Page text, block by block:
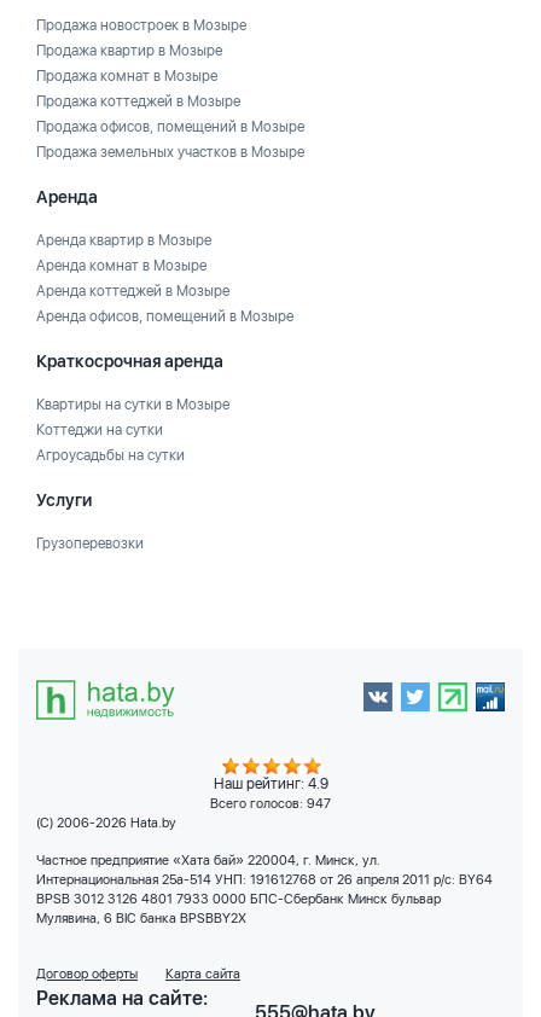
Продажа новостроек в Мозыре
Продажа квартир в Мозыре
Продажа комнат в Мозыре
Продажа коттеджей в Мозыре
Продажа офисов, помещений в Мозыре
Продажа земельных участков в Мозыре
Аренда
Аренда квартир в Мозыре
Аренда комнат в Мозыре
Аренда коттеджей в Мозыре
Аренда офисов, помещений в Мозыре
Краткосрочная аренда
Квартиры на сутки в Мозыре
Коттеджи на сутки
Агроусадьбы на сутки
Услуги
Грузоперевозки
Наш рейтинг: 4.9
Всего голосов: 947
(C) 2006-2026 Hata.by
Частное предприятие «Хата бай» 220004, г. Минск, ул.
Интернациональная 25а-514 УНП: 191612768 от 26 апреля 2011 р/с: BY64
BPSB 3012 3126 4801 7933 0000 БПС-Сбербанк Минск бульвар
Мулявина, 6 BIC банка BPSBBY2X
Договор оферты Карта сайта
Реклама на сайте: